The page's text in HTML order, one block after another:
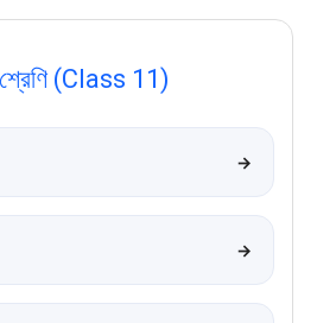
(Class 11)
→
→